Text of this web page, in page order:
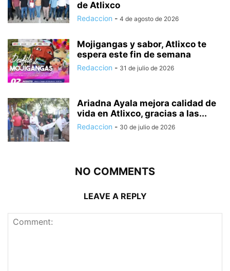
de Atlixco
Redaccion - 4 de agosto de 2026
Mojigangas y sabor, Atlixco te
espera este fin de semana
Redaccion - 31 de julio de 2026
Ariadna Ayala mejora calidad de
vida en Atlixco, gracias a las...
Redaccion - 30 de julio de 2026
NO COMMENTS
LEAVE A REPLY